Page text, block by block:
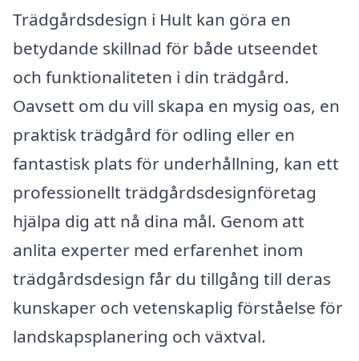
Trädgårdsdesign i Hult kan göra en
betydande skillnad för både utseendet
och funktionaliteten i din trädgård.
Oavsett om du vill skapa en mysig oas, en
praktisk trädgård för odling eller en
fantastisk plats för underhållning, kan ett
professionellt trädgårdsdesignföretag
hjälpa dig att nå dina mål. Genom att
anlita experter med erfarenhet inom
trädgårdsdesign får du tillgång till deras
kunskaper och vetenskaplig förståelse för
landskapsplanering och växtval.